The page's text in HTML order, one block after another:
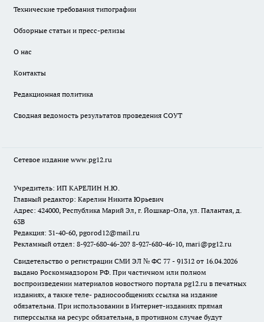
Технические требования типографии
Обзорные статьи и пресс-релизы
О нас
Контакты
Редакционная политика
Сводная ведомость результатов проведения СОУТ
Сетевое издание www.pg12.ru
Учредитель: ИП КАРЕЛИН Н.Ю.
Главный редактор: Карелин Никита Юрьевич
Адрес: 424000, Республика Марий Эл, г. Йошкар-Ола, ул. Палантая, д.
63В
Редакция: 31-40-60, pgorod12@mail.ru
Рекламный отдел: 8-927-680-46-20? 8-927-680-46-10, mari@pg12.ru
Свидетельство о регистрации СМИ ЭЛ № ФС 77 - 91312 от 16.04.2026
выдано Роскомнадзором РФ. При частичном или полном
воспроизведении материалов новостного портала pg12.ru в печатных
изданиях, а также теле- радиосообщениях ссылка на издание
обязательна. При использовании в Интернет-изданиях прямая
гиперссылка на ресурс обязательна, в противном случае будут